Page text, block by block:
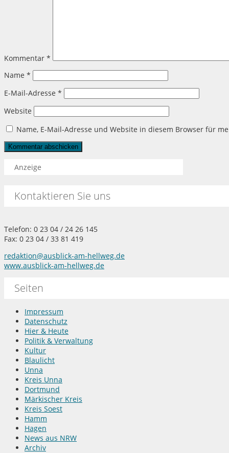
Kommentar *
Name *
E-Mail-Adresse *
Website
Name, E-Mail-Adresse und Website in diesem Browser für
Anzeige
Kontaktieren Sie uns
Telefon: 0 23 04 / 24 26 145
Fax: 0 23 04 / 33 81 419
redaktion@ausblick-am-hellweg.de
www.ausblick-am-hellweg.de
Seiten
Impressum
Datenschutz
Hier & Heute
Politik & Verwaltung
Kultur
Blaulicht
Unna
Kreis Unna
Dortmund
Märkischer Kreis
Kreis Soest
Hamm
Hagen
News aus NRW
Archiv